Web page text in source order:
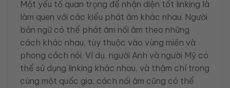
Một yếu tố quan trọng để nhận diện tốt linking là
làm quen với các kiểu phát âm khác nhau. Người
bản ngữ có thể phát âm nối âm theo những
cách khác nhau, tùy thuộc vào vùng miền và
phong cách nói. Ví dụ, người Anh và người Mỹ có
thể sử dụng linking khác nhau, và thậm chí trong
cùng một quốc gia, cách nối âm cũng có thể